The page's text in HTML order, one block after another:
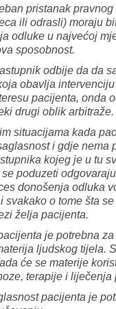
pristanak pravnog
ili odrasli) moraju
odluke u najvećoj
sposobnost.
odbije da da
obavlja
pacijenta, onda
drugi oblik arbitraže.
situacijama kada
i gdje nema
kojeg je u tu
poduzeti
donošenja odluka
svakako o tome šta
želja pacijenta.
je potrebna
ljudskog tijela.
će se materije
terapije i liječenja
pacijenta je